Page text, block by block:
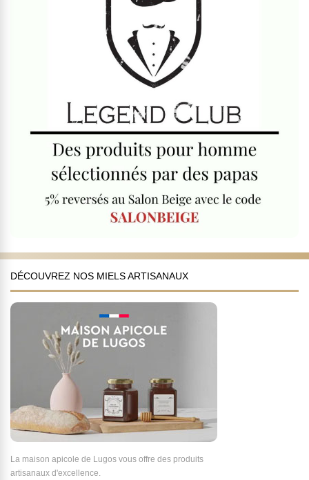
DÉCOUVREZ NOS MIELS ARTISANAUX
La maison apicole de Lugos vous offre des produits
artisanaux d'excellence.